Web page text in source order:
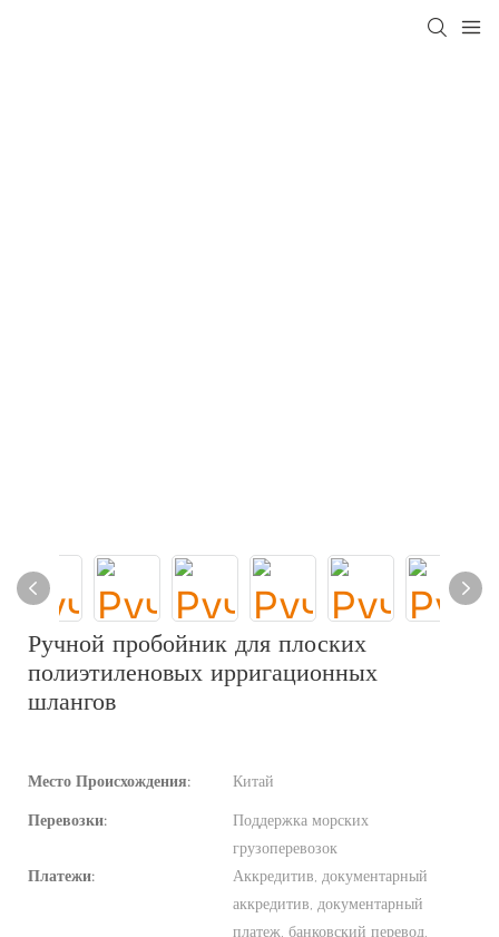
Ручной пробойник для плоских
полиэтиленовых ирригационных
шлангов
Место Происхождения:
Китай
Перевозки:
Поддержка морских
грузоперевозок
Платежи:
Аккредитив, документарный
аккредитив, документарный
платеж, банковский перевод,